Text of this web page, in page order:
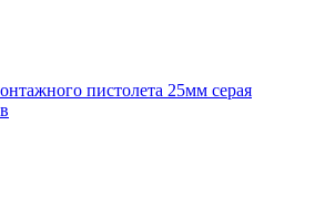
пистолета 25мм серая